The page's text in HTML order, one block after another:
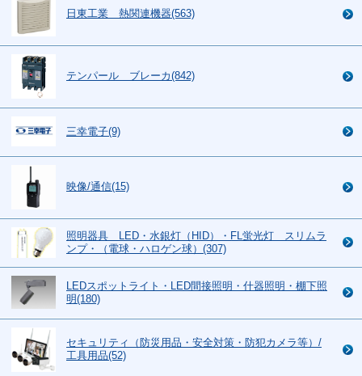
日東工業 熱関連機器(563)
テンパール ブレーカ(842)
三幸電子(9)
映像/通信(15)
照明器具 LED・水銀灯（HID）・FL蛍光灯 スリムラ
ンプ・（電球・ハロゲン球）(307)
LEDスポットライト・LED間接照明・什器照明・棚下照
明(180)
セキュリティ（防災用品・安全対策・防犯カメラ等）/
工具用品(52)